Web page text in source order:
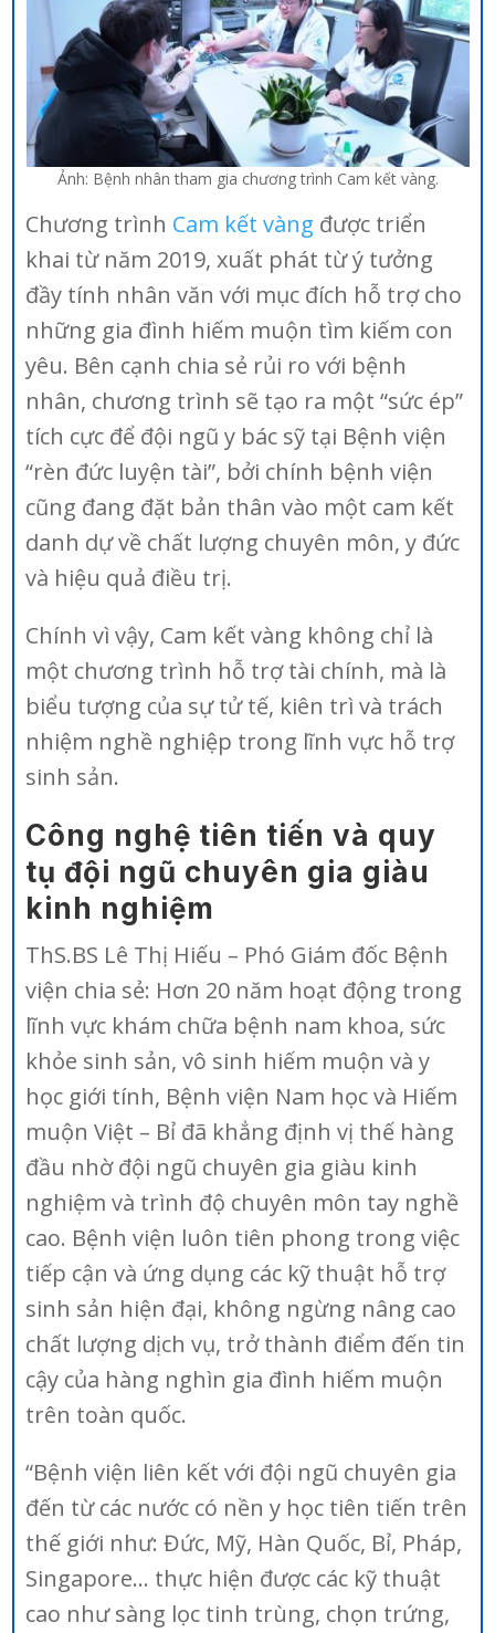
Ảnh: Bệnh nhân tham gia chương trình Cam kết vàng.
Chương trình Cam kết vàng được triển
khai từ năm 2019, xuất phát từ ý tưởng
đầy tính nhân văn với mục đích hỗ trợ cho
những gia đình hiếm muộn tìm kiếm con
yêu. Bên cạnh chia sẻ rủi ro với bệnh
nhân, chương trình sẽ tạo ra một “sức ép”
tích cực để đội ngũ y bác sỹ tại Bệnh viện
“rèn đức luyện tài”, bởi chính bệnh viện
cũng đang đặt bản thân vào một cam kết
danh dự về chất lượng chuyên môn, y đức
và hiệu quả điều trị.
Chính vì vậy, Cam kết vàng không chỉ là
một chương trình hỗ trợ tài chính, mà là
biểu tượng của sự tử tế, kiên trì và trách
nhiệm nghề nghiệp trong lĩnh vực hỗ trợ
sinh sản.
Công nghệ tiên tiến và quy
tụ đội ngũ chuyên gia giàu
kinh nghiệm
ThS.BS Lê Thị Hiếu – Phó Giám đốc Bệnh
viện chia sẻ: Hơn 20 năm hoạt động trong
lĩnh vực khám chữa bệnh nam khoa, sức
khỏe sinh sản, vô sinh hiếm muộn và y
học giới tính, Bệnh viện Nam học và Hiếm
muộn Việt – Bỉ đã khẳng định vị thế hàng
đầu nhờ đội ngũ chuyên gia giàu kinh
nghiệm và trình độ chuyên môn tay nghề
cao. Bệnh viện luôn tiên phong trong việc
tiếp cận và ứng dụng các kỹ thuật hỗ trợ
sinh sản hiện đại, không ngừng nâng cao
chất lượng dịch vụ, trở thành điểm đến tin
cậy của hàng nghìn gia đình hiếm muộn
trên toàn quốc.
“Bệnh viện liên kết với đội ngũ chuyên gia
đến từ các nước có nền y học tiên tiến trên
thế giới như: Đức, Mỹ, Hàn Quốc, Bỉ, Pháp,
Singapore… thực hiện được các kỹ thuật
cao như sàng lọc tinh trùng, chọn trứng,